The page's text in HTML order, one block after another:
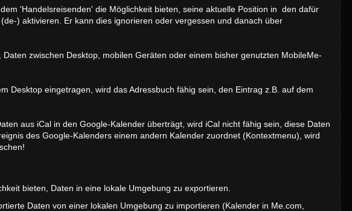
'Handelsreisenden' die Möglichkeit bieten, seine aktuelle Position in den dafür
) aktivieren. Er kann dies ignorieren oder vergessen und danach über
zwischen Desktop, mobilen Geräten oder einem bisher genutzten MobileMe-
Desktop eingetragen, wird das Adressbuch fähig sein, den Eintrag z.B. auf dem
aus iCal in den Google-Kalender überträgt, wird iCal nicht fähig sein, diese Daten
des Google-Kalenders einem andern Kalender zuordnet (Kontextmenu), wird
bieten, Daten in eine lokale Umgebung zu exportieren.
Daten von einer lokalen Umgebung zu importieren (Kalender in Me.com,